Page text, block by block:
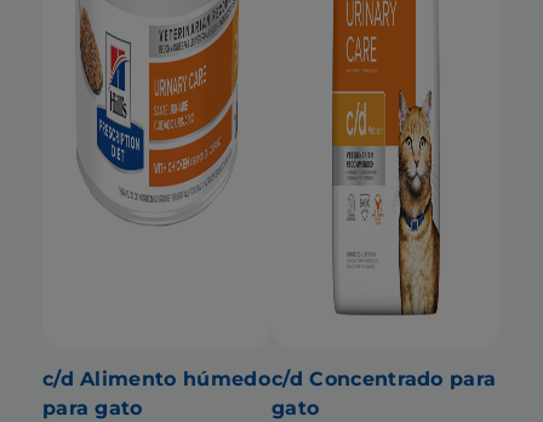
c/d Alimento húmedo
para gato
c/d Concentrado para
gato